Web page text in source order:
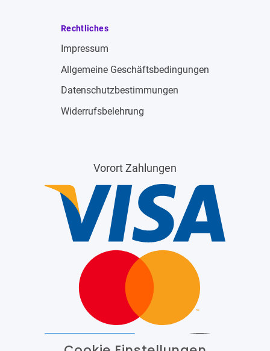
Rechtliches
Impressum
Allgemeine Geschäftsbedingungen
Datenschutzbestimmungen
Widerrufsbelehrung
Vorort Zahlungen